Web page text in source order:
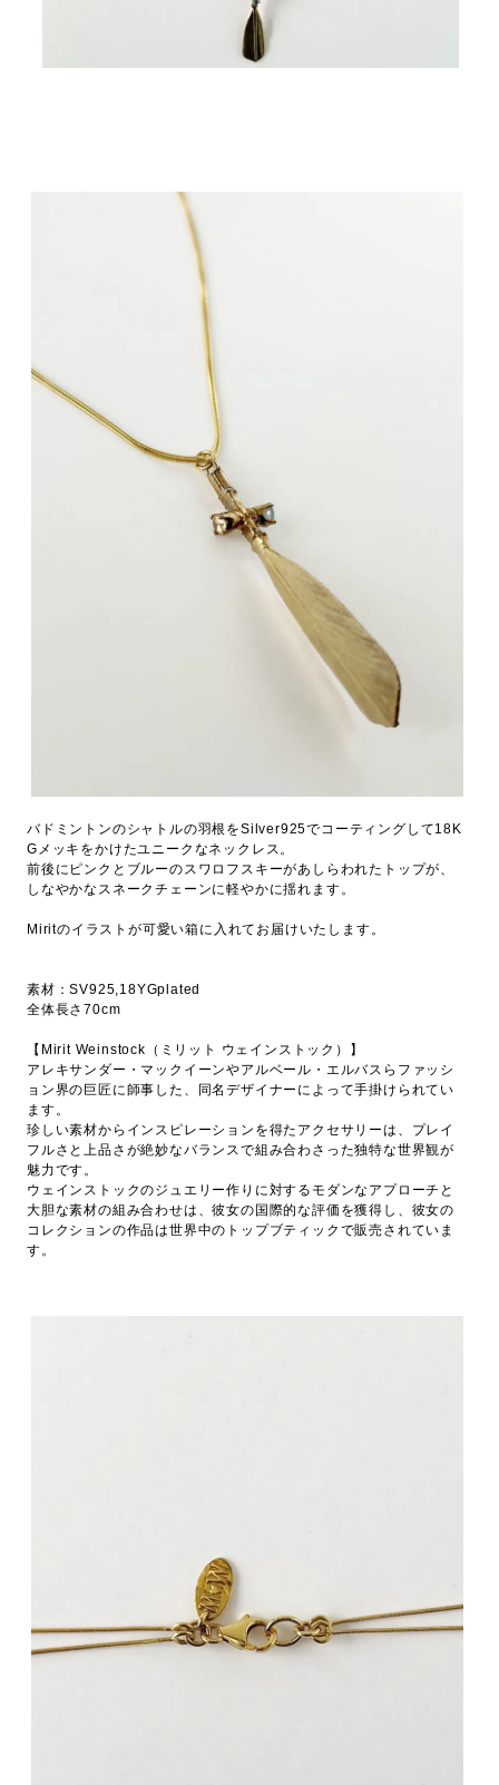
バドミントンのシャトルの羽根をSilver925でコーティングして18K
Gメッキをかけたユニークなネックレス。
前後にピンクとブルーのスワロフスキーがあしらわれたトップが、
しなやかなスネークチェーンに軽やかに揺れます。
Miritのイラストが可愛い箱に入れてお届けいたします。
素材：SV925,18YGplated
全体長さ70cm
【Mirit Weinstock（ミリット ウェインストック）】
アレキサンダー・マックイーンやアルベール・エルバスらファッシ
ョン界の巨匠に師事した、同名デザイナーによって手掛けられてい
ます。
珍しい素材からインスピレーションを得たアクセサリーは、プレイ
フルさと上品さが絶妙なバランスで組み合わさった独特な世界観が
魅力です。
ウェインストックのジュエリー作りに対するモダンなアプローチと
大胆な素材の組み合わせは、彼女の国際的な評価を獲得し、彼女の
コレクションの作品は世界中のトップブティックで販売されていま
す。